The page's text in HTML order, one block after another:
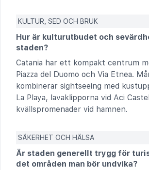
KULTUR, SED OCH BRUK
Hur är kulturutbudet och
staden?
Catania har ett kompakt centrum
Piazza del Duomo och Via Etnea.
kombinerar sightseeing med
La Playa, lavaklipporna vid Aci
kvällspromenader vid hamnen.
SÄKERHET OCH HÄLSA
Är staden generellt trygg för
det områden man bör undvika?